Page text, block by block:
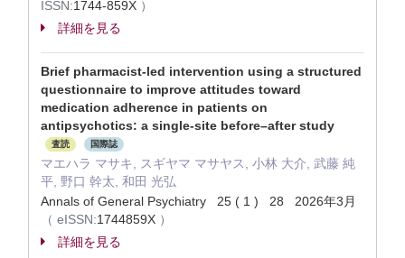
ISSN:1744-859X ）
詳細を見る
Brief pharmacist-led intervention using a structured
questionnaire to improve attitudes toward
medication adherence in patients on
antipsychotics: a single-site before–after study
査読 国際誌
マエハラ マサキ, スギヤマ マサヤス, 小林 大介, 武藤 純
平, 野口 幹太, 和田 光弘
Annals of General Psychiatry 25 ( 1 ) 28 2026年3月
（ eISSN:1744859X ）
詳細を見る